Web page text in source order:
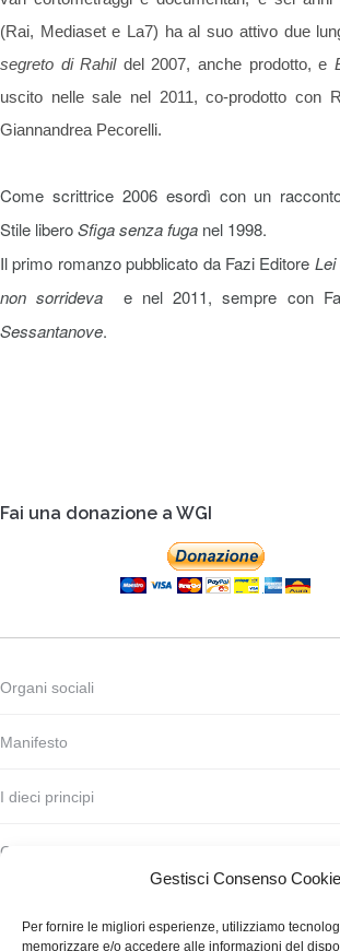
Gestisci Consenso Cookie
Per fornire le migliori esperienze, utilizziamo
memorizzare e/o accedere alle informazioni del
(Rai, Mediaset e La7) ha al suo attivo due
segreto di Rahildel 2007, anche prodotto, e
uscito nelle sale nel 2011, co-prodotto con
Giannandrea Pecorelli.
Come scrittrice 2006 esordì con un
Stile liberoSfiga senza fuga nel 1998.
Il primo romanzo pubblicato da Fazi Editore
non sorrideva
e nel 2011, sempre con
Sessantanove.
Fai una donazione a WGI
Organi sociali
Manifesto
I dieci principi
Codice deontologico